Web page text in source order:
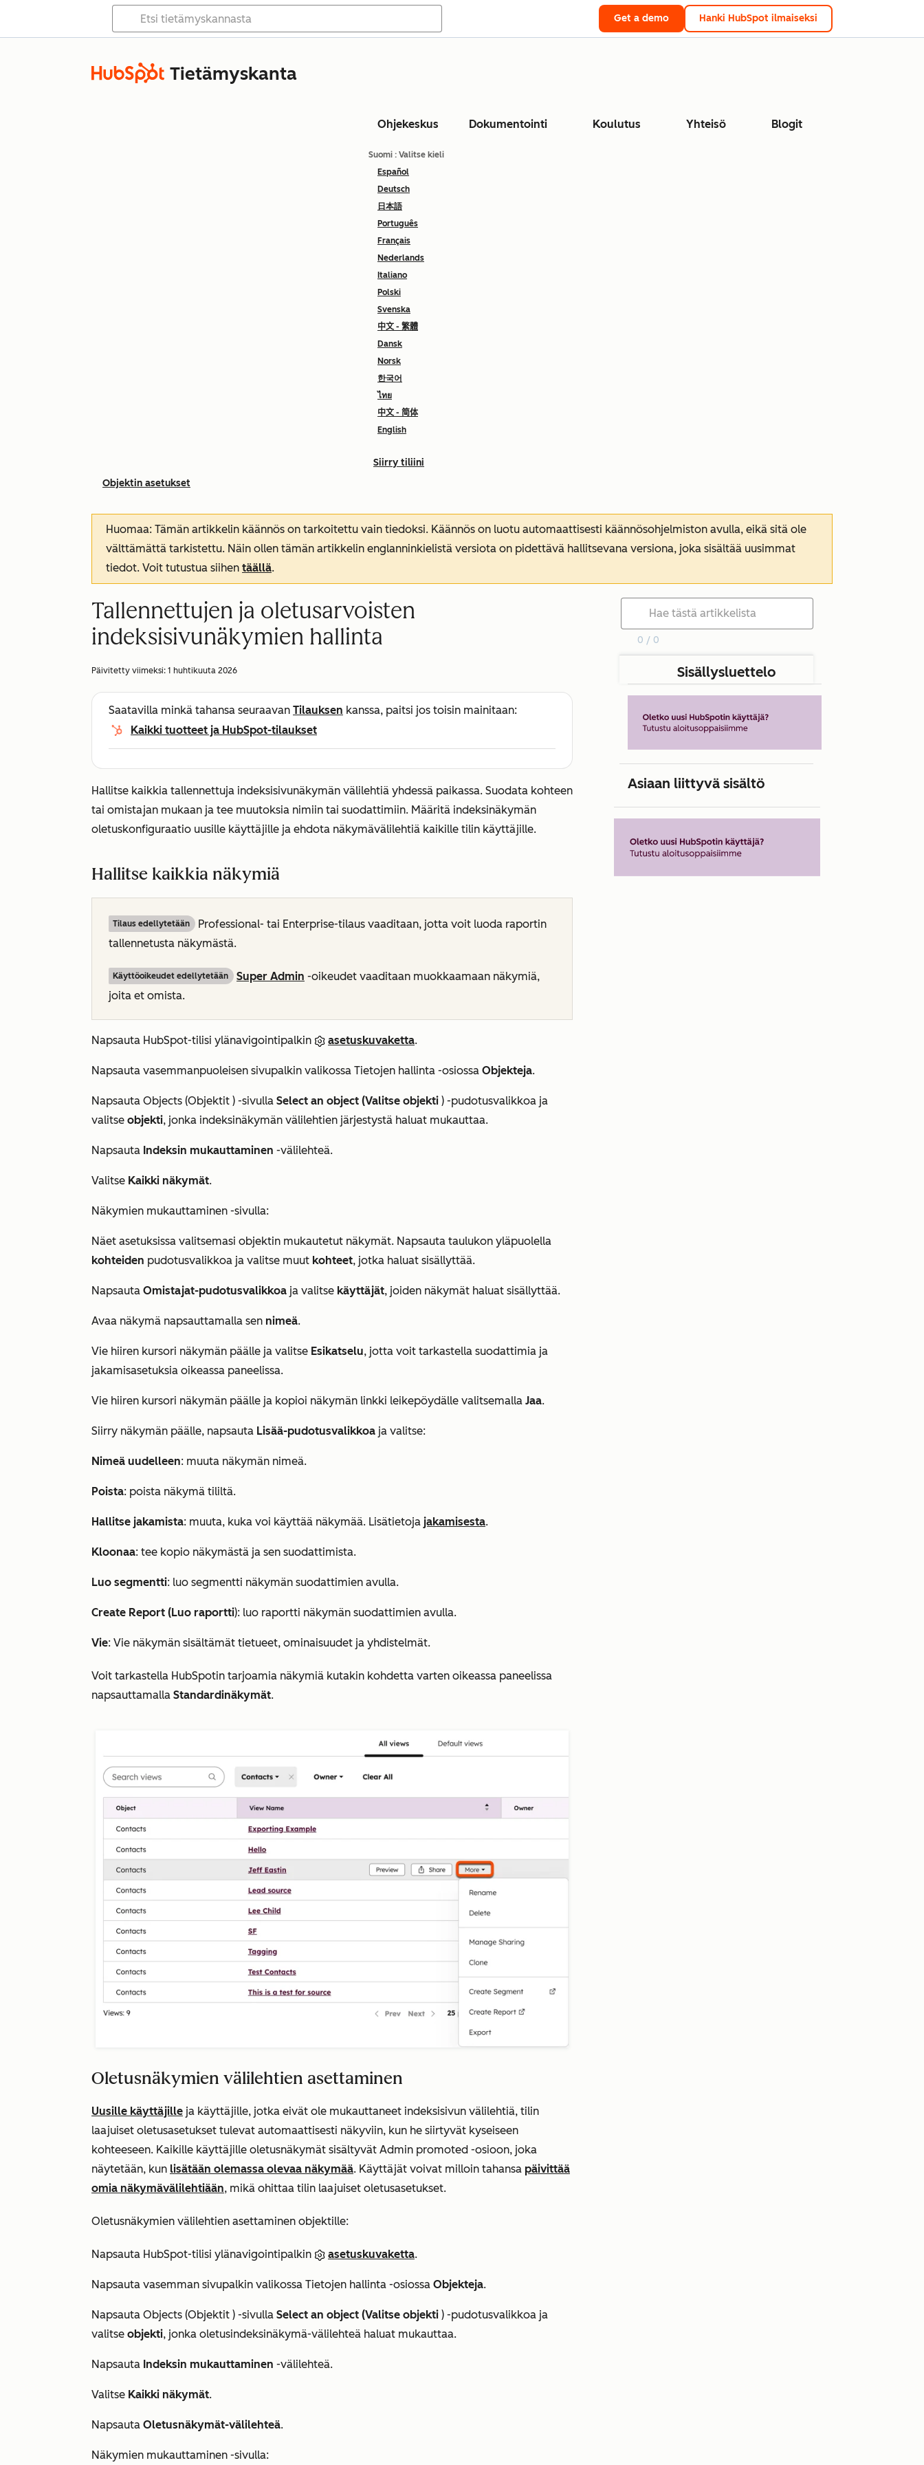
Get a demo Hanki HubSpot ilmaiseksi
Tietämyskanta
Ohjekeskus Dokumentointi Koulutus Yhteisö Blogit
Suomi : Valitse kieli
Español
Deutsch
日本語
Português
Français
Nederlands
Italiano
Polski
Svenska
中文 - 繁體
Dansk
Norsk
한국어
ไทย
中文 - 简体
English
Siirry tiliini
Objektin asetukset
Huomaa: Tämän artikkelin käännös on tarkoitettu vain tiedoksi. Käännös on luotu automaattisesti käännösohjelmiston avulla, eikä sitä ole
välttämättä tarkistettu. Näin ollen tämän artikkelin englanninkielistä versiota on pidettävä hallitsevana versiona, joka sisältää uusimmat
tiedot. Voit tutustua siihen täällä.
Tallennettujen ja oletusarvoisten
indeksisivunäkymien hallinta
Päivitetty viimeksi: 1 huhtikuuta 2026
Saatavilla minkä tahansa seuraavan Tilauksen kanssa, paitsi jos toisin mainitaan:
Kaikki tuotteet ja HubSpot-tilaukset
Hallitse kaikkia tallennettuja indeksisivunäkymän välilehtiä yhdessä paikassa. Suodata kohteen
tai omistajan mukaan ja tee muutoksia nimiin tai suodattimiin. Määritä indeksinäkymän
oletuskonfiguraatio uusille käyttäjille ja ehdota näkymävälilehtiä kaikille tilin käyttäjille.
Hallitse kaikkia näkymiä
Tilaus edellytetään Professional- tai Enterprise-tilaus vaaditaan, jotta voit luoda raportin
tallennetusta näkymästä.
Käyttöoikeudet edellytetään Super Admin -oikeudet vaaditaan muokkaamaan näkymiä,
joita et omista.
Napsauta HubSpot-tilisi ylänavigointipalkin asetuskuvaketta.
Napsauta vasemmanpuoleisen sivupalkin valikossa Tietojen hallinta -osiossa Objekteja.
Napsauta Objects (Objektit ) -sivulla Select an object (Valitse objekti ) -pudotusvalikkoa ja
valitse objekti, jonka indeksinäkymän välilehtien järjestystä haluat mukauttaa.
Napsauta Indeksin mukauttaminen -välilehteä.
Valitse Kaikki näkymät.
Näkymien mukauttaminen -sivulla:
Näet asetuksissa valitsemasi objektin mukautetut näkymät. Napsauta taulukon yläpuolella
kohteiden pudotusvalikkoa ja valitse muut kohteet, jotka haluat sisällyttää.
Napsauta Omistajat-pudotusvalikkoa ja valitse käyttäjät, joiden näkymät haluat sisällyttää.
Avaa näkymä napsauttamalla sen nimeä.
Vie hiiren kursori näkymän päälle ja valitse Esikatselu, jotta voit tarkastella suodattimia ja
jakamisasetuksia oikeassa paneelissa.
Vie hiiren kursori näkymän päälle ja kopioi näkymän linkki leikepöydälle valitsemalla Jaa.
Siirry näkymän päälle, napsauta Lisää-pudotusvalikkoa ja valitse:
Nimeä uudelleen: muuta näkymän nimeä.
Poista: poista näkymä tililtä.
Hallitse jakamista: muuta, kuka voi käyttää näkymää. Lisätietoja jakamisesta.
Kloonaa: tee kopio näkymästä ja sen suodattimista.
Luo segmentti: luo segmentti näkymän suodattimien avulla.
Create Report (Luo raportti): luo raportti näkymän suodattimien avulla.
Vie: Vie näkymän sisältämät tietueet, ominaisuudet ja yhdistelmät.
Voit tarkastella HubSpotin tarjoamia näkymiä kutakin kohdetta varten oikeassa paneelissa
napsauttamalla Standardinäkymät.
Oletusnäkymien välilehtien asettaminen
Uusille käyttäjille ja käyttäjille, jotka eivät ole mukauttaneet indeksisivun välilehtiä, tilin
laajuiset oletusasetukset tulevat automaattisesti näkyviin, kun he siirtyvät kyseiseen
kohteeseen. Kaikille käyttäjille oletusnäkymät sisältyvät Admin promoted -osioon, joka
näytetään, kun lisätään olemassa olevaa näkymää. Käyttäjät voivat milloin tahansa päivittää
omia näkymävälilehtiään, mikä ohittaa tilin laajuiset oletusasetukset.
Oletusnäkymien välilehtien asettaminen objektille:
Napsauta HubSpot-tilisi ylänavigointipalkin asetuskuvaketta.
Napsauta vasemman sivupalkin valikossa Tietojen hallinta -osiossa Objekteja.
Napsauta Objects (Objektit ) -sivulla Select an object (Valitse objekti ) -pudotusvalikkoa ja
valitse objekti, jonka oletusindeksinäkymä-välilehteä haluat mukauttaa.
Napsauta Indeksin mukauttaminen -välilehteä.
Valitse Kaikki näkymät.
Napsauta Oletusnäkymät-välilehteä.
Näkymien mukauttaminen -sivulla:
0 / 0
Sisällysluettelo
Asiaan liittyvä sisältö